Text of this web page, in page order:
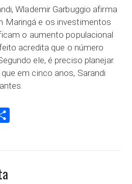
Wlademir Garbuggio afirma
Maringá e os investimentos
o aumento populacional
acredita que o número
ele, é preciso planejar.
em cinco anos, Sarandi